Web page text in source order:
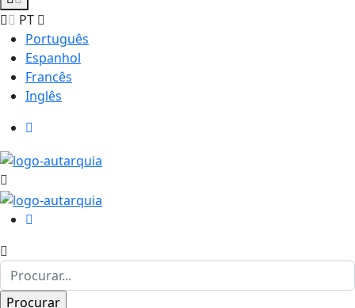
PT
Português
Espanhol
Francês
Inglês